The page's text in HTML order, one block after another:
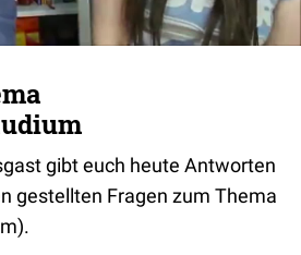
gibt euch heute Antworten
gestellten Fragen zum Thema